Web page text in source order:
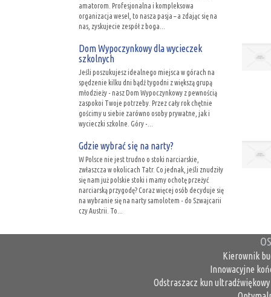
amatorom. Profesjonalna i kompleksowa
organizacja wesel, to nasza pasja – a zdając się na
nas, zyskujecie zespół z boga...
Dom Wypoczynkowy dla wycieczek
szkolnych
Jeśli poszukujesz idealnego miejsca w górach na
spędzenie kilku dni bądź tygodni z większą grupą
młodzieży - nasz Dom Wypoczynkowy z pewnością
zaspokoi Twoje potrzeby. Przez cały rok chętnie
gościmy u siebie zarówno osoby prywatne, jak i
wycieczki szkolne. Góry -...
Gdzie wybrać się na narty?
W Polsce nie jest trudno o stoki narciarskie,
zwłaszcza w okolicach Tatr. Co jednak, jeśli znudziły
się nam już polskie stoki i mamy ochotę przeżyć
narciarską przygodę? Coraz więcej osób decyduje się
na wybranie się na narty samolotem - do Szwajcarii
czy Austrii. To...
Kierownik
Innowacyjne
Odstraszacz kun